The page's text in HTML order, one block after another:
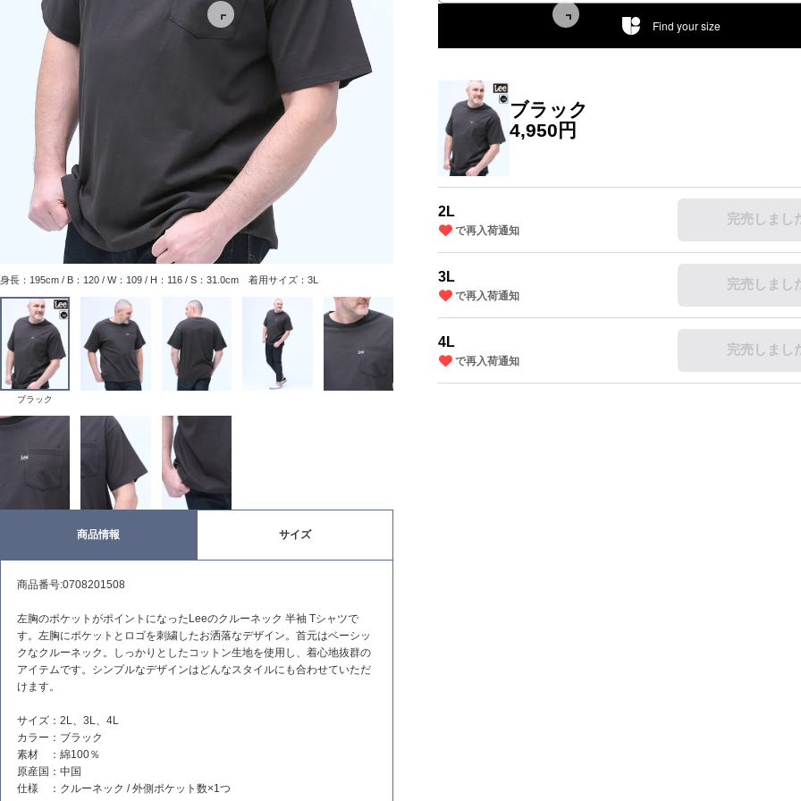
Find your size
ブラック
4,950円
2L
で再入荷通知
完売しまし
3L
で再入荷通知
完売しまし
4L
で再入荷通知
完売しまし
身長：195cm / B：120 / W：109 / H：116 / S：31.0cm 着用サイズ：3L
ブラック
商品情報 サイズ
商品番号:0708201508
左胸のポケットがポイントになったLeeのクルーネック 半袖 Tシャツで
す。左胸にポケットとロゴを刺繍したお洒落なデザイン。首元はベーシッ
クなクルーネック。しっかりとしたコットン生地を使用し、着心地抜群の
アイテムです。シンプルなデザインはどんなスタイルにも合わせていただ
けます。
サイズ：2L、3L、4L
カラー：ブラック
素材 ：綿100％
原産国：中国
仕様 ：クルーネック / 外側ポケット数×1つ